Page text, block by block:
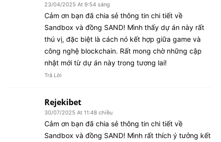
23/04/2025 At 9:54 sáng
Cảm ơn bạn đã chia sẻ thông tin chi tiết về
Sandbox và đồng SAND! Mình thấy dự án này rất
thú vị, đặc biệt là cách nó kết hợp giữa game và
công nghệ blockchain. Rất mong chờ những cập
nhật mới từ dự án này trong tương lai!
Trả Lời
Rejekibet
30/07/2025 At 11:48 chiều
Cảm ơn bạn đã chia sẻ thông tin chi tiết về
Sandbox và đồng SAND! Mình rất thích ý tưởng kết